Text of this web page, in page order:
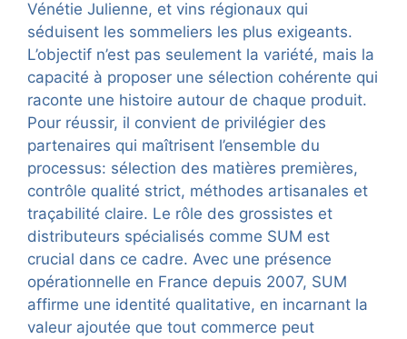
Vénétie Julienne, et vins régionaux qui
séduisent les sommeliers les plus exigeants.
L’objectif n’est pas seulement la variété, mais la
capacité à proposer une sélection cohérente qui
raconte une histoire autour de chaque produit.
Pour réussir, il convient de privilégier des
partenaires qui maîtrisent l’ensemble du
processus: sélection des matières premières,
contrôle qualité strict, méthodes artisanales et
traçabilité claire. Le rôle des grossistes et
distributeurs spécialisés comme SUM est
crucial dans ce cadre. Avec une présence
opérationnelle en France depuis 2007, SUM
affirme une identité qualitative, en incarnant la
valeur ajoutée que tout commerce peut